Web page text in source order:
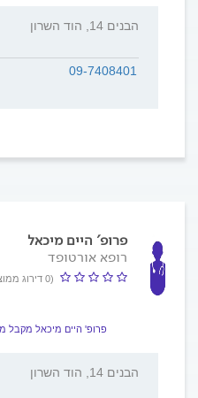
הבנים 14, הוד השרון
09-7408401
פרופ' היים מיכאל
רופא אורטופד
(0 דירוג ממוצע)
פרופ' היים מיכאל מקבל
הבנים 14, הוד השרון